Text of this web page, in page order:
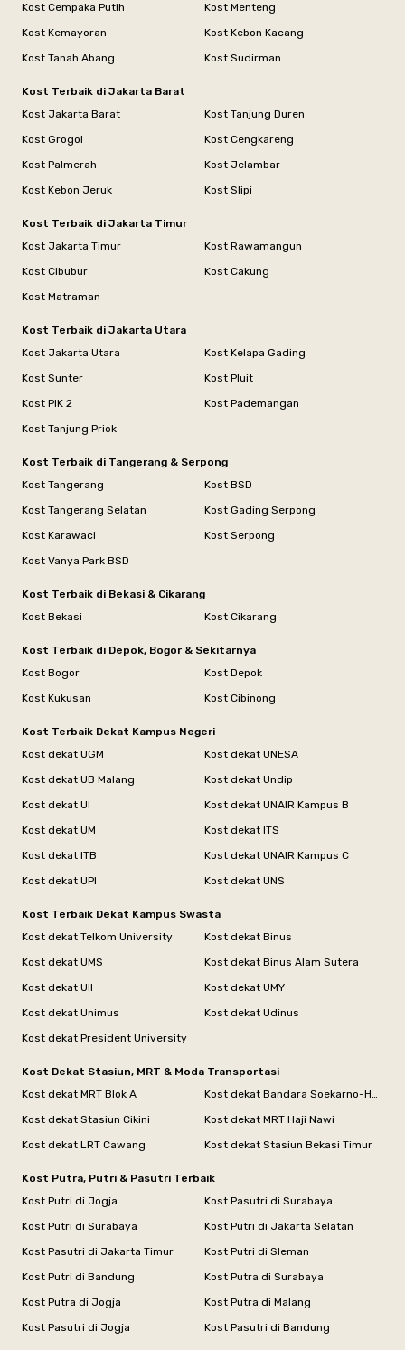
Kost Cempaka Putih
Kost Menteng
Kost Kemayoran
Kost Kebon Kacang
Kost Tanah Abang
Kost Sudirman
Kost Terbaik di Jakarta Barat
Kost Jakarta Barat
Kost Tanjung Duren
Kost Grogol
Kost Cengkareng
Kost Palmerah
Kost Jelambar
Kost Kebon Jeruk
Kost Slipi
Kost Terbaik di Jakarta Timur
Kost Jakarta Timur
Kost Rawamangun
Kost Cibubur
Kost Cakung
Kost Matraman
Kost Terbaik di Jakarta Utara
Kost Jakarta Utara
Kost Kelapa Gading
Kost Sunter
Kost Pluit
Kost PIK 2
Kost Pademangan
Kost Tanjung Priok
Kost Terbaik di Tangerang & Serpong
Kost Tangerang
Kost BSD
Kost Tangerang Selatan
Kost Gading Serpong
Kost Karawaci
Kost Serpong
Kost Vanya Park BSD
Kost Terbaik di Bekasi & Cikarang
Kost Bekasi
Kost Cikarang
Kost Terbaik di Depok, Bogor & Sekitarnya
Kost Bogor
Kost Depok
Kost Kukusan
Kost Cibinong
Kost Terbaik Dekat Kampus Negeri
Kost dekat UGM
Kost dekat UNESA
Kost dekat UB Malang
Kost dekat Undip
Kost dekat UI
Kost dekat UNAIR Kampus B
Kost dekat UM
Kost dekat ITS
Kost dekat ITB
Kost dekat UNAIR Kampus C
Kost dekat UPI
Kost dekat UNS
Kost Terbaik Dekat Kampus Swasta
Kost dekat Telkom University
Kost dekat Binus
Kost dekat UMS
Kost dekat Binus Alam Sutera
Kost dekat UII
Kost dekat UMY
Kost dekat Unimus
Kost dekat Udinus
Kost dekat President University
Kost Dekat Stasiun, MRT & Moda Transportasi
Kost dekat MRT Blok A
Kost dekat Bandara Soekarno-Hatta
Kost dekat Stasiun Cikini
Kost dekat MRT Haji Nawi
Kost dekat LRT Cawang
Kost dekat Stasiun Bekasi Timur
Kost Putra, Putri & Pasutri Terbaik
Kost Putri di Jogja
Kost Pasutri di Surabaya
Kost Putri di Surabaya
Kost Putri di Jakarta Selatan
Kost Pasutri di Jakarta Timur
Kost Putri di Sleman
Kost Putri di Bandung
Kost Putra di Surabaya
Kost Putra di Jogja
Kost Putra di Malang
Kost Pasutri di Jogja
Kost Pasutri di Bandung